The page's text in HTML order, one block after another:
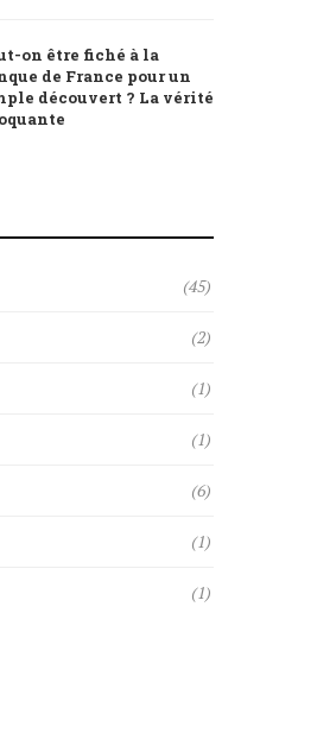
on être fiché à la
de France pour un
découvert ? La vérité
(45)
(2)
(1)
(1)
(6)
(1)
(1)